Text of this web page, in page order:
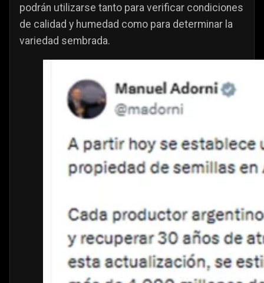
podrán utilizarse tanto para verificar condiciones
de calidad y humedad como para determinar la
variedad sembrada.